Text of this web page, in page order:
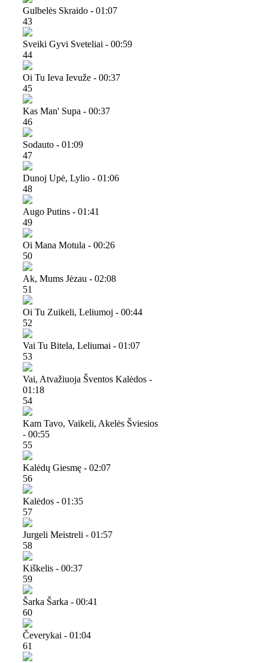
Gulbelės Skraido - 01:07
43
Sveiki Gyvi Sveteliai - 00:59
44
Oi Tu Ieva Ievuže - 00:37
45
Kas Man' Supa - 00:37
46
Sodauto - 01:09
47
Dunoj Upė, Lylio - 01:06
48
Augo Putins - 01:41
49
Oi Mana Motula - 00:26
50
Ak, Mums Jėzau - 02:08
51
Oi Tu Zuikeli, Leliumoj - 00:44
52
Vai Tu Bitela, Leliumai - 01:07
53
Vai, Atvažiuoja Šventos Kalėdos -
01:18
54
Kam Tavo, Vaikeli, Akelės Šviesios
- 00:55
55
Kalėdų Giesmę - 02:07
56
Kalėdos - 01:35
57
Jurgeli Meistreli - 01:57
58
Kiškelis - 00:37
59
Šarka Šarka - 00:41
60
Čeverykai - 01:04
61